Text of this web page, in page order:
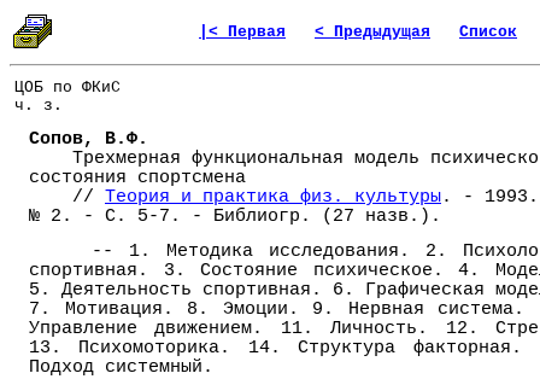
|< Первая < Предыдущая Список
ЦОБ по ФКиС
ч. з.
Сопов, В.Ф.
Трехмерная функциональная модель
состояния спортсмена
// Теория и практика физ. культуры. -
№ 2. - С. 5-7. - Библиогр. (27 назв.).
-- 1. Методика исследования. 2.
спортивная. 3. Состояние психическое. 4.
5. Деятельность спортивная. 6. Графическая
7. Мотивация. 8. Эмоции. 9. Нервная система.
Управление движением. 11. Личность. 12.
13. Психомоторика. 14. Структура факторная.
Подход системный.